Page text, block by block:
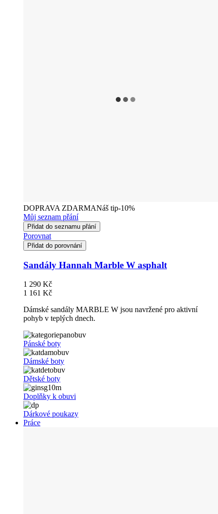
DOPRAVA ZDARMANáš tip-10%
Můj seznam přání
Přidat do seznamu přání
Porovnat
Přidat do porovnání
Sandály Hannah Marble W asphalt
1 290 Kč
1 161 Kč
Dámské sandály MARBLE W jsou navržené pro aktivní
pohyb v teplých dnech.
Pánské boty
Dámské boty
Dětské boty
Doplňky k obuvi
Dárkové poukazy
Práce